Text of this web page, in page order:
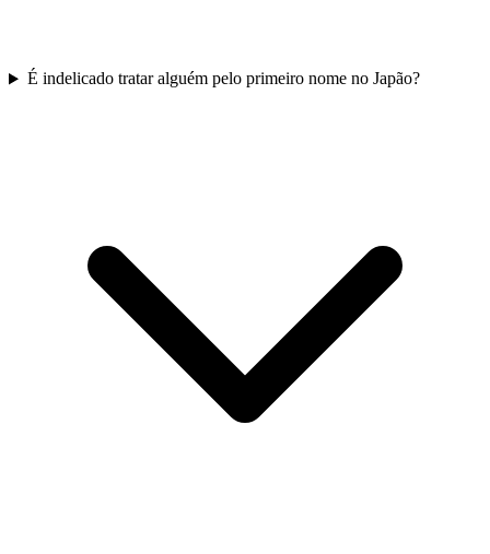
É indelicado tratar alguém pelo primeiro nome no Japão?